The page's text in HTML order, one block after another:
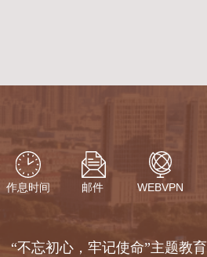
作息时间 邮件 WEBVPN
“不忘初心，牢记使命”主题教育